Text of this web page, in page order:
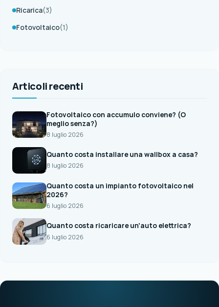
Ricarica(3)
Fotovoltaico(1)
Articoli recenti
Fotovoltaico con accumulo conviene? (O
meglio senza?)
8 luglio 2026
Quanto costa installare una wallbox a casa?
8 luglio 2026
Quanto costa un impianto fotovoltaico nel
2026?
6 luglio 2026
Quanto costa ricaricare un'auto elettrica?
6 luglio 2026